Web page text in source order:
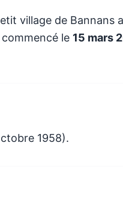
village de Bannans
le 15 mars
1958).